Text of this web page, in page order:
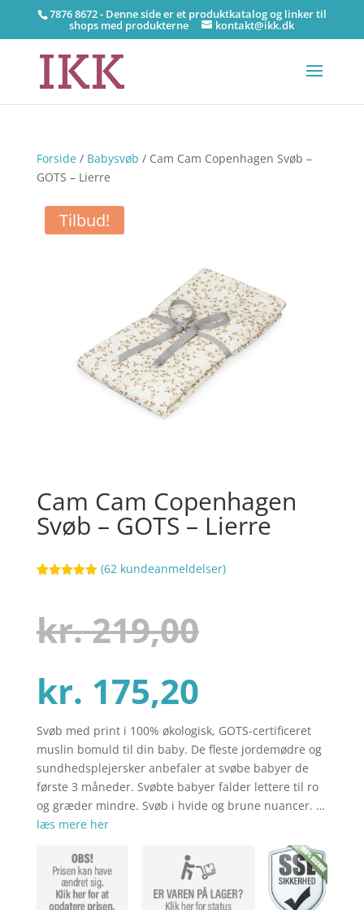
7876 8672 - Denne side er et produktkatalog og linker til
shops med produkterne kontakt@ikk.dk
Forside/ Babysvøb / Cam Cam Copenhagen Svøb –
GOTS – Lierre
Tilbud!
Cam Cam Copenhagen
Svøb – GOTS – Lierre
baseret på
kundebedøm
melser
(62 kundeanmeldelser)
kr.219,00
pris
var:
kr.
kr. 175,20Den
aktuelle
pris
er:
Svøb med print i 100% økologisk, GOTS-certificeret
muslin bomuld til din baby. De fleste jordemødre og
sundhedsplejersker anbefaler at svøbe babyer de
første 3 måneder. Svøbte babyer falder lettere til ro
og græder mindre. Svøb i hvide og brune nuancer. …
læs mere her